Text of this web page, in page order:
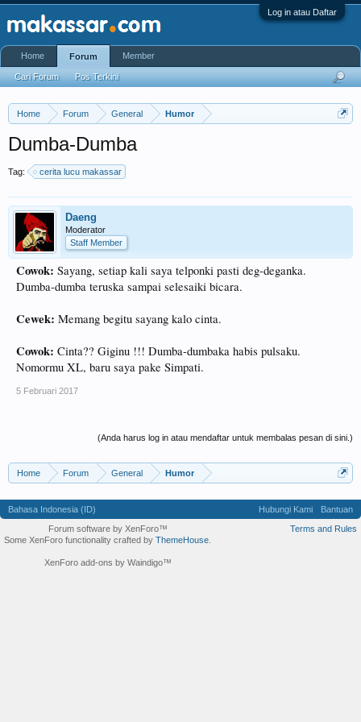
Log in atau Daftar
Home Forum General Humor
Dumba-Dumba
Tag: cerita lucu makassar
Daeng
Moderator
Staff Member
Cowok: Sayang, setiap kali saya telponki pasti deg-deganka.
Dumba-dumba teruska sampai selesaiki bicara.
Cewek: Memang begitu sayang kalo cinta.
Cowok: Cinta?? Giginu !!! Dumba-dumbaka habis pulsaku.
Nomormu XL, baru saya pake Simpati.
5 Februari 2017
(Anda harus log in atau mendaftar untuk membalas pesan di sini.)
Home Forum General Humor
Home Forum
Cari Forum Pos Terkini
Member
Bahasa Indonesia (ID) Hubungi Kami
Bantuan
Terms and Rules
Forum software by XenForo™
Some XenForo functionality crafted by ThemeHouse
XenForo add-ons by Waindigo™